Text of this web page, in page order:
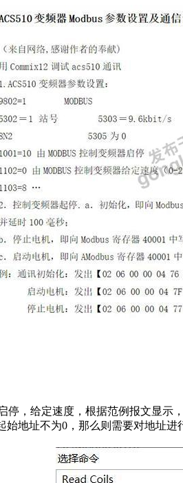
停，给定速度，根据范例报文显
始地址不为0，那么则需要对地址进